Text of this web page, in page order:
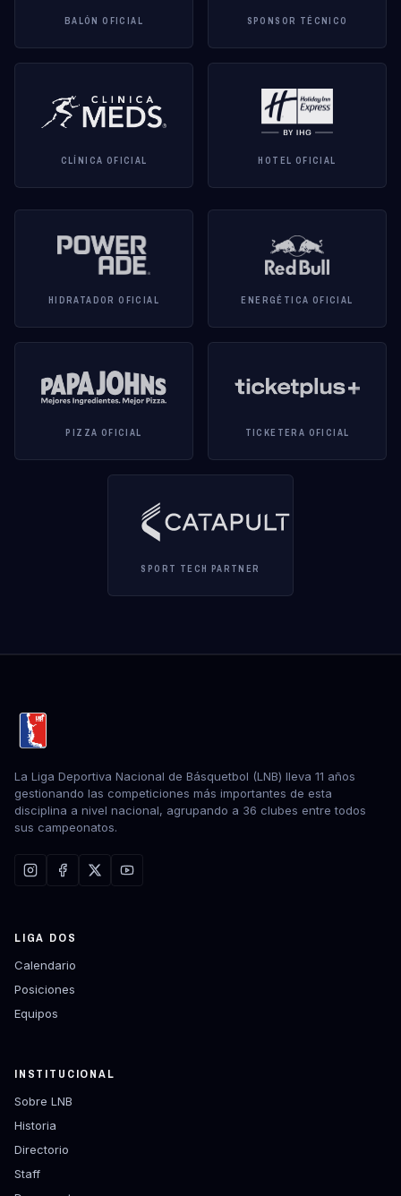
BALÓN OFICIAL SPONSOR TÉCNICO
CLÍNICA OFICIAL HOTEL OFICIAL
HIDRATADOR OFICIAL ENERGÉTICA OFICIAL
PIZZA OFICIAL TICKETERA OFICIAL
SPORT TECH PARTNER
La Liga Deportiva Nacional de Básquetbol (LNB) lleva 11 años
gestionando las competiciones más importantes de esta
disciplina a nivel nacional, agrupando a 36 clubes entre todos
sus campeonatos.
LIGA DOS
Calendario
Posiciones
Equipos
INSTITUCIONAL
Sobre LNB
Historia
Directorio
Staff